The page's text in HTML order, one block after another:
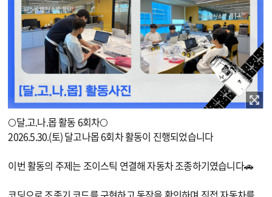
이미지 확대보기
🌕달.고.나.몹 활동 6회차🌕
2026.5.30.(토) 달고나몹 6회차 활동이 진행되었습니다
이번 활동의 주제는 조이스틱 연결해 자동차 조종하기였습니다🚗